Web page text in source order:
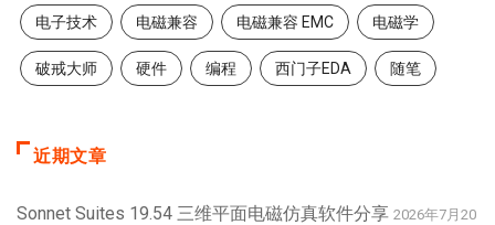
电子技术 电磁兼容 电磁兼容 EMC 电磁学
破戒大师 硬件 编程 西门子EDA 随笔
近期文章
Sonnet Suites 19.54 三维平面电磁仿真软件分享 2026年7月20